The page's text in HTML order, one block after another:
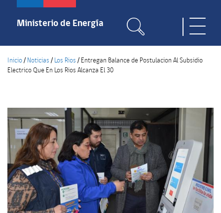
Pasar
contenido
Ministerio de Energía
Inicio/ Noticias / Los Rios / Entregan Balance de Postulacion Al Subsidio
Electrico Que En Los Rios Alcanza El 30